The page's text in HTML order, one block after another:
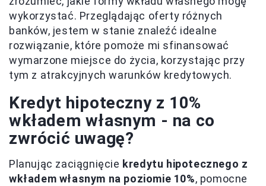
wykorzystać. Przeglądając oferty różnych
banków, jestem w stanie znaleźć idealne
rozwiązanie, które pomoże mi sfinansować
wymarzone miejsce do życia, korzystając przy
tym z atrakcyjnych warunków kredytowych.
Kredyt hipoteczny z 10%
wkładem własnym - na co
zwrócić uwagę?
Planując zaciągnięcie kredytu hipotecznego z
wkładem własnym na poziomie 10%, pomocne